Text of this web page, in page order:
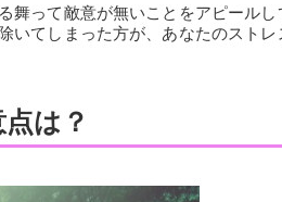
舞って敵意が無いことをアピール
いてしまった方が、あなたのストレ
は？